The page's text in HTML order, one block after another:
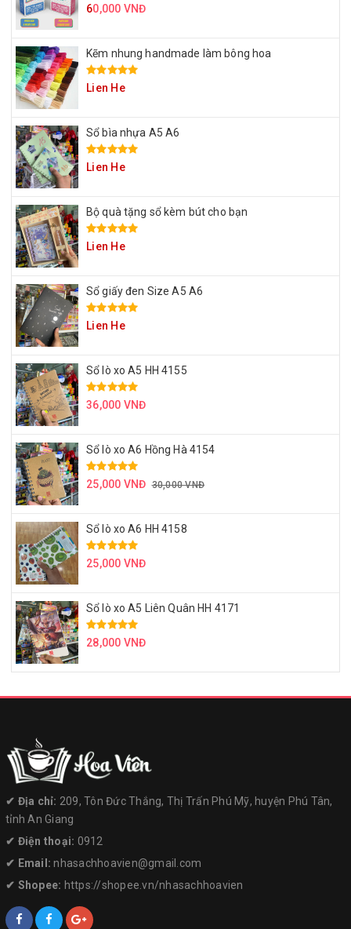
60,000 VNĐ
Kẽm nhung handmade làm bông hoa
Lien He
Sổ bìa nhựa A5 A6
Lien He
Bộ quà tặng sổ kèm bút cho bạn
Lien He
Sổ giấy đen Size A5 A6
Lien He
Sổ lò xo A5 HH 4155
36,000 VNĐ
Sổ lò xo A6 Hồng Hà 4154
25,000 VNĐ 30,000 VNĐ
Sổ lò xo A6 HH 4158
25,000 VNĐ
Sổ lò xo A5 Liên Quân HH 4171
28,000 VNĐ
✔︎ Địa chỉ: 209, Tôn Đức Thắng, Thị Trấn Phú Mỹ, huyện Phú Tân,
tỉnh An Giang
✔︎ Điện thoại: 0912
✔︎ Email:nhasachhoavien@gmail.com
✔︎ Shopee: https://shopee.vn/nhasachhoavien